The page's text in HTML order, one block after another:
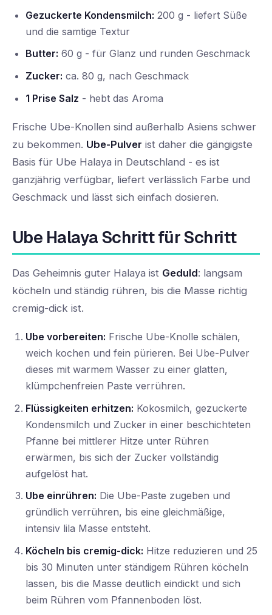
Gezuckerte Kondensmilch: 200 g - liefert Süße
und die samtige Textur
Butter: 60 g - für Glanz und runden Geschmack
Zucker: ca. 80 g, nach Geschmack
1 Prise Salz - hebt das Aroma
Frische Ube-Knollen sind außerhalb Asiens schwer
zu bekommen. Ube-Pulver ist daher die gängigste
Basis für Ube Halaya in Deutschland - es ist
ganzjährig verfügbar, liefert verlässlich Farbe und
Geschmack und lässt sich einfach dosieren.
Ube Halaya Schritt für Schritt
Das Geheimnis guter Halaya ist Geduld: langsam
köcheln und ständig rühren, bis die Masse richtig
cremig-dick ist.
Ube vorbereiten: Frische Ube-Knolle schälen,
weich kochen und fein pürieren. Bei Ube-Pulver
dieses mit warmem Wasser zu einer glatten,
klümpchenfreien Paste verrühren.
Flüssigkeiten erhitzen: Kokosmilch, gezuckerte
Kondensmilch und Zucker in einer beschichteten
Pfanne bei mittlerer Hitze unter Rühren
erwärmen, bis sich der Zucker vollständig
aufgelöst hat.
Ube einrühren: Die Ube-Paste zugeben und
gründlich verrühren, bis eine gleichmäßige,
intensiv lila Masse entsteht.
Köcheln bis cremig-dick: Hitze reduzieren und 25
bis 30 Minuten unter ständigem Rühren köcheln
lassen, bis die Masse deutlich eindickt und sich
beim Rühren vom Pfannenboden löst.